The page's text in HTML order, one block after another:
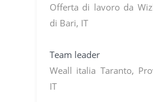
Offerta di lavoro da
di Bari, IT
Team leader
Weall italia Taranto,
IT